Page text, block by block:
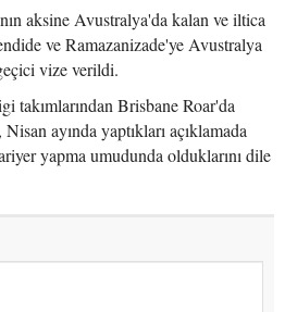
aksine Avustralya'da kalan ve iltica
ve Ramazanizade'ye Avustralya
vize verildi.
takımlarından Brisbane Roar'da
ayında yaptıkları açıklamada
yapma umudunda olduklarını dile